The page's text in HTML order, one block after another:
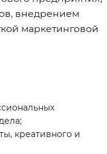
внедрением
маркетинговой
креативного и